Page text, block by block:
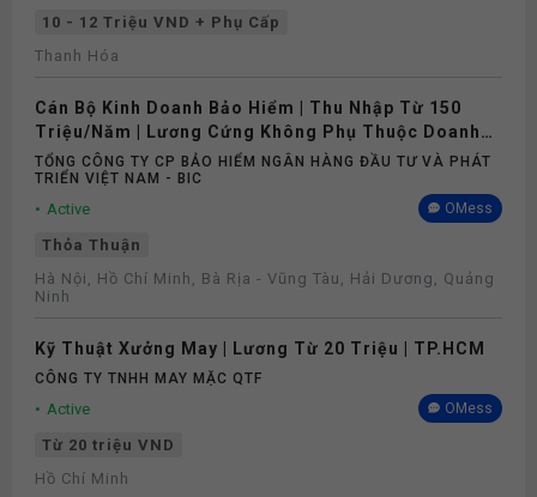
10 - 12 Triệu VND + Phụ Cấp
Thanh Hóa
Cán Bộ Kinh Doanh Bảo Hiểm | Thu Nhập Từ 150
Triệu/Năm | Lương Cứng Không Phụ Thuộc Doanh
Số
TỔNG CÔNG TY CP BẢO HIỂM NGÂN HÀNG ĐẦU TƯ VÀ PHÁT
TRIỂN VIỆT NAM - BIC
Active OMess
Thỏa Thuận
Hà Nội, Hồ Chí Minh, Bà Rịa - Vũng Tàu, Hải Dương, Quảng
Ninh
Kỹ Thuật Xưởng May | Lương Từ 20 Triệu | TP.HCM
CÔNG TY TNHH MAY MẶC QTF
Active OMess
Từ 20 triệu VND
Hồ Chí Minh